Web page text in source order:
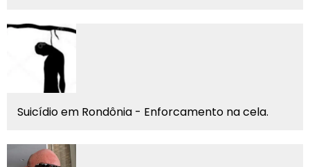
Suicídio em Rondônia - Enforcamento na cela.